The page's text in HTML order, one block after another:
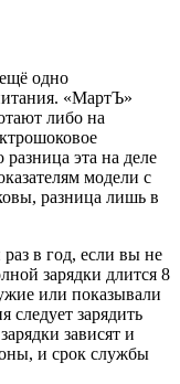
одно
«МартЪ»
либо на
эта на деле
модели с
разница лишь в
в год, если вы не
зарядки длится 8
или показывали
следует зарядить
зависят и
и срок службы